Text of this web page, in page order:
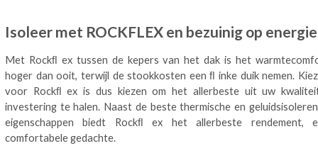
Isoleer met ROCKFLEX en bezuinig op
Met Rockﬂ ex tussen de kepers van het dak is het
hoger dan ooit, terwijl de stookkosten een ﬂ inke duik nemen.
voor Rockﬂ ex is dus kiezen om het allerbeste uit uw
investering te halen. Naast de beste thermische en
eigenschappen biedt Rockﬂ ex het allerbeste rendement,
comfortabele gedachte.